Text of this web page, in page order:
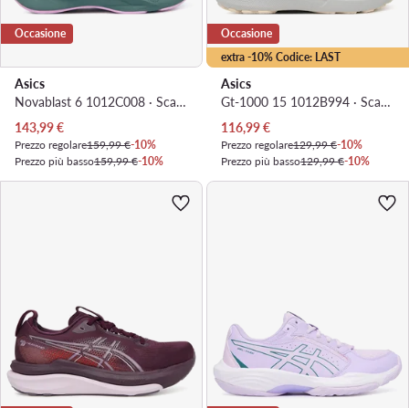
Occasione
Asics
Novablast 6 1012C008 · Scarpe running
Prezzo attuale
143,99€
Prezzo regolare159,99 €-10%
Prezzo più basso159,99 €-10%
extra -10% Codice: LAST
Occasione
Asics
Gt-1000 15 1012B994 · Scarpe running
Prezzo attuale
116,99€
Prezzo regolare129,99 €-10%
Prezzo più basso129,99 €-10%